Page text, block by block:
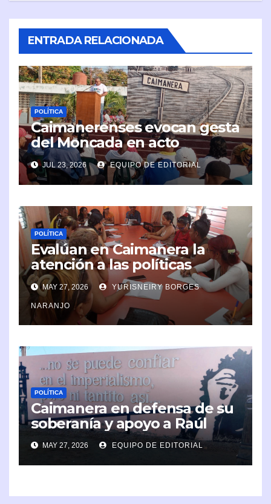
ENTRADA RELACIONADA
POLÍTICA
Caimanerenses evocan gesta
del Moncada en acto
conmemorativo
JUL 23, 2026 EQUIPO DE EDITORIAL
POLÍTICA
Evalúan en Caimanera la
atención a las políticas
sociales
MAY 27, 2026 YURISNEIRY BORGES
NARANJO
POLÍTICA
Caimanera en defensa de su
soberanía y apoyo a Raúl
MAY 27, 2026 EQUIPO DE EDITORIAL